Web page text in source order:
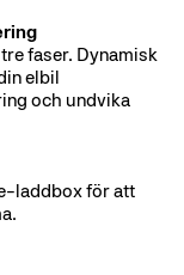
faser. Dynamisk
elbil
och undvika
laddbox för att